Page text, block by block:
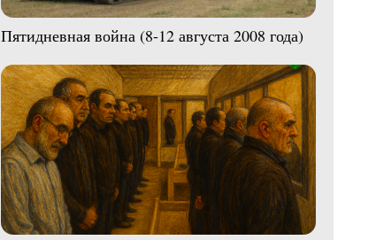
Пятидневная война (8-12 августа 2008 года)